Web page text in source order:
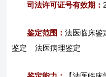
司法许可证号有效期：
鉴定范围：法医临床
鉴定 法医病理鉴定